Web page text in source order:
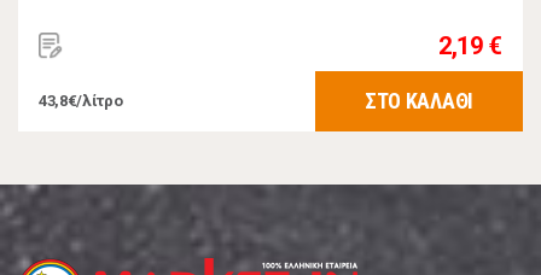
2,19 €
43,8€/λίτρο ΣΤΟ ΚΑΛΑΘΙ